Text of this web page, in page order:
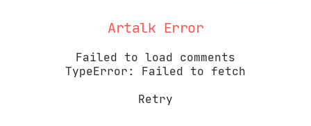
Artalk Error
Failed to load comments
TypeError: Failed to fetch
Retry